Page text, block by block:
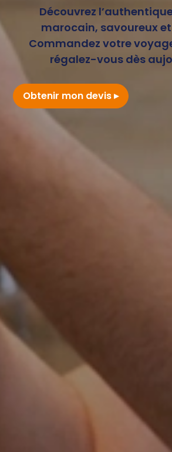
Découvrez
marocain, savoureux
Commandez votre
régalez-vous dès
Obtenir mon devis